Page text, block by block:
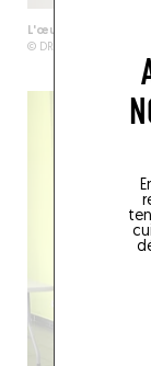
L'œuvre…
© DR